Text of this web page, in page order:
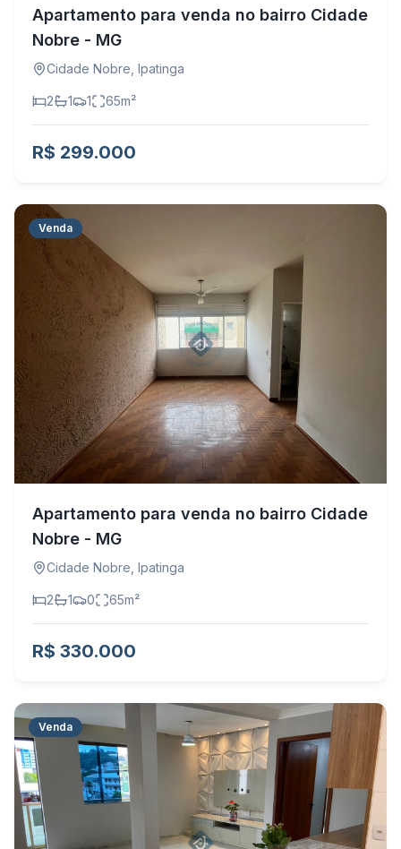
Apartamento para venda no bairro Cidade
Nobre - MG
Cidade Nobre, Ipatinga
2 1 1 65m²
R$ 299.000
Venda
Apartamento para venda no bairro Cidade
Nobre - MG
Cidade Nobre, Ipatinga
2 1 0 65m²
R$ 330.000
Venda